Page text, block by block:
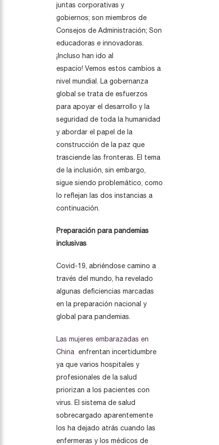
juntas corporativas y
gobiernos; son miembros de
Consejos de Administración; Son
educadoras e innovadoras.
¡Incluso han ido al
espacio! Vemos estos cambios a
nivel mundial. La gobernanza
global se trata de esfuerzos
para apoyar el desarrollo y la
seguridad de toda la humanidad
y abordar el papel de la
construcción de la paz que
trasciende las fronteras. El tema
de la inclusión, sin embargo,
sigue siendo problemático, como
lo reflejan las dos instancias a
continuación.
Preparación para pandemias
inclusivas
Covid-19, abriéndose camino a
través del mundo, ha revelado
algunas deficiencias marcadas
en la preparación nacional y
global para pandemias.
Las mujeres embarazadas en
China enfrentan incertidumbre
ya que varios hospitales y
profesionales de la salud
priorizan a los pacientes con
virus. El sistema de salud
sobrecargado aparentemente
los ha dejado atrás cuando las
enfermeras y los médicos de